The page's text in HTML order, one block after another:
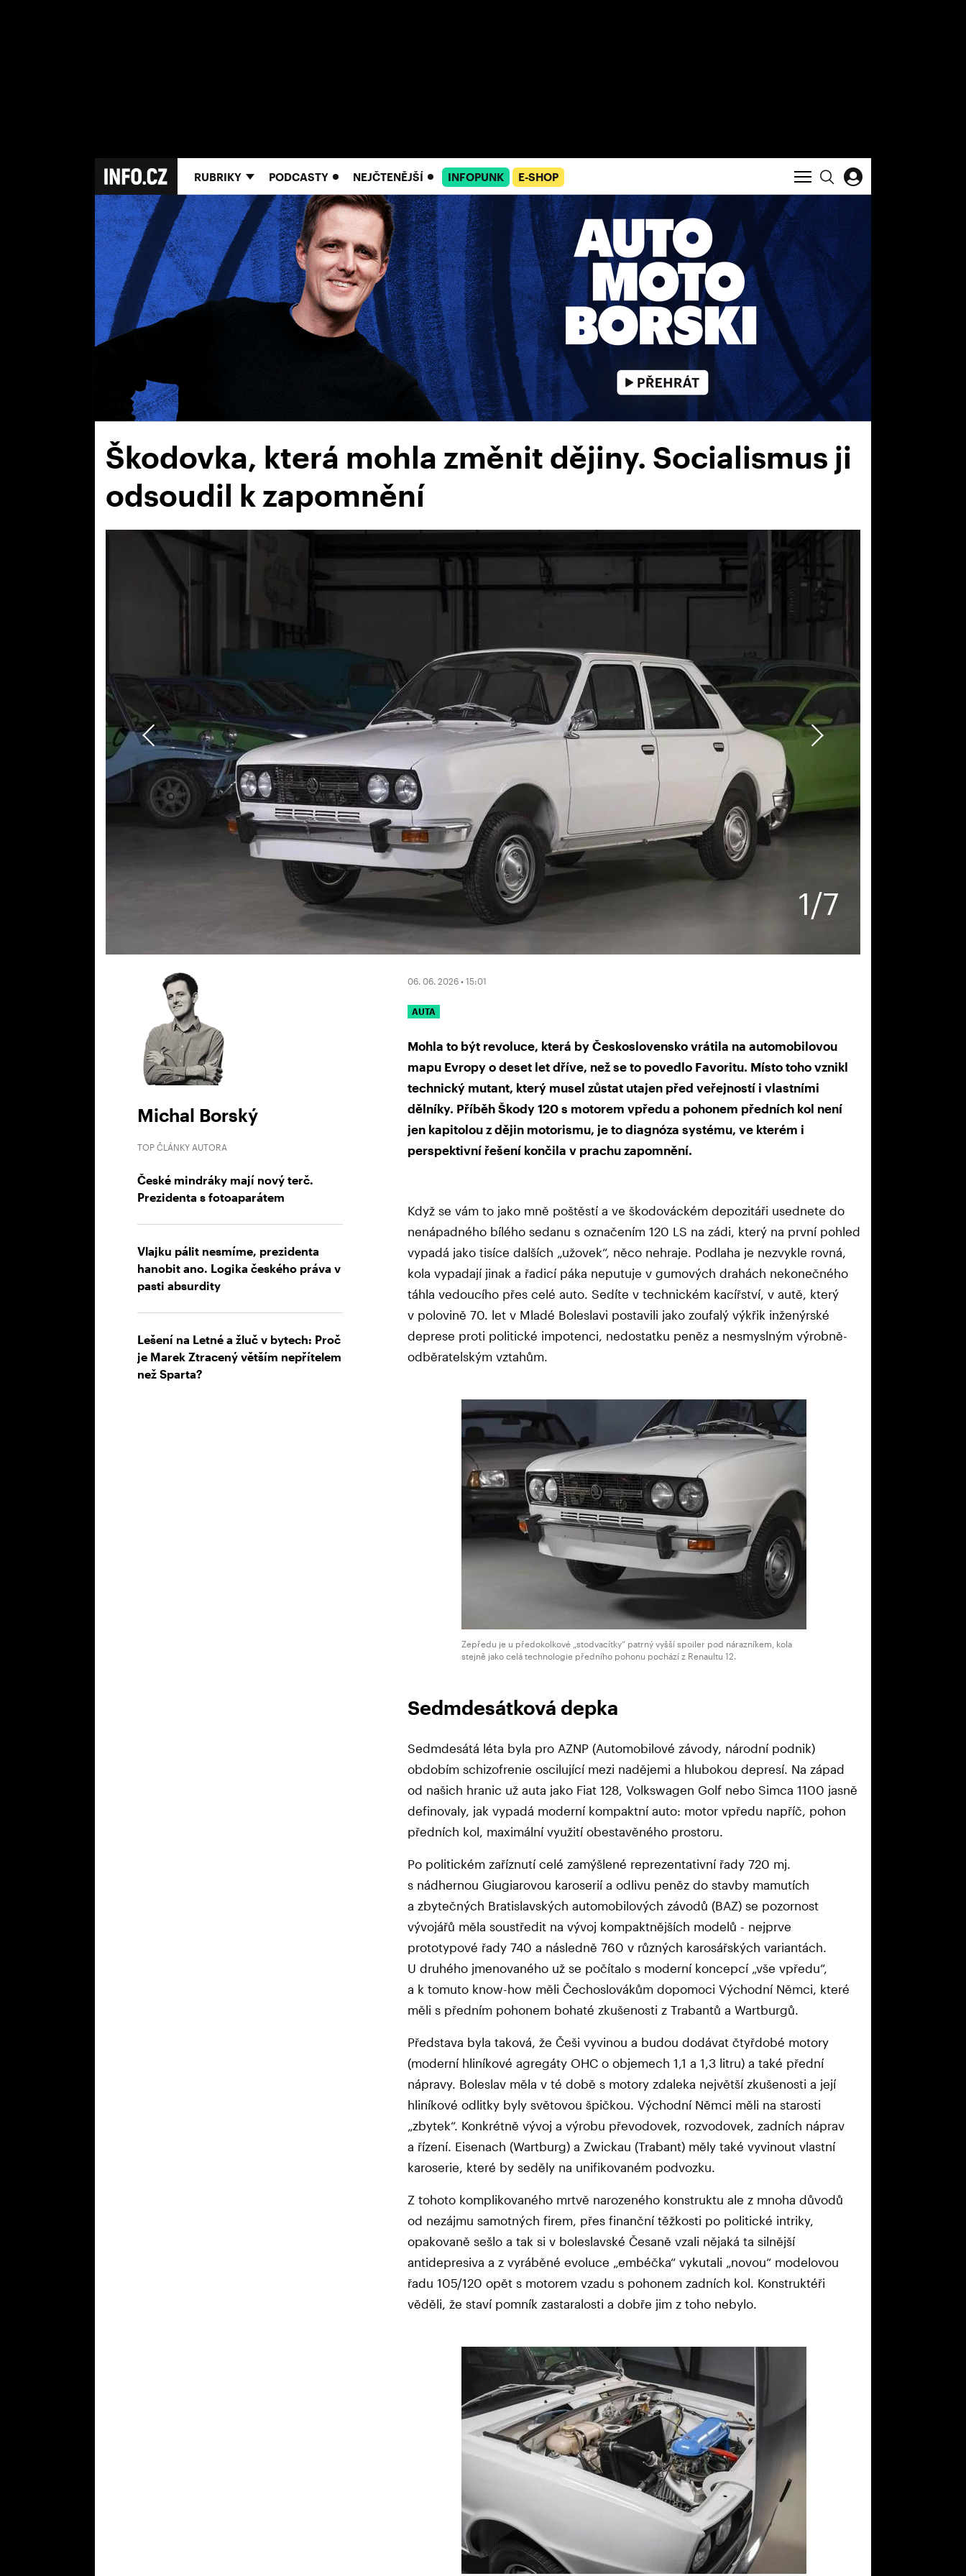
RUBRIKY PODCASTY NEJČTENĚJŠÍ INFOPUNK E-SHOP
Škodovka, která mohla změnit dějiny. Socialismus ji
odsoudil k zapomnění
1/7
Michal Borský
TOP ČLÁNKY AUTORA
České mindráky mají nový terč.
Prezidenta s fotoaparátem
Vlajku pálit nesmíme, prezidenta
hanobit ano. Logika českého práva v
pasti absurdity
Lešení na Letné a žluč v bytech: Proč
je Marek Ztracený větším nepřítelem
než Sparta?
06. 06. 2026 • 15:01
AUTA
Mohla to být revoluce, která by Československo vrátila na automobilovou
mapu Evropy o deset let dříve, než se to povedlo Favoritu. Místo toho vznikl
technický mutant, který musel zůstat utajen před veřejností i vlastními
dělníky. Příběh Škody 120 s motorem vpředu a pohonem předních kol není
jen kapitolou z dějin motorismu, je to diagnóza systému, ve kterém i
perspektivní řešení končila v prachu zapomnění.
Když se vám to jako mně poštěstí a ve škodováckém depozitáři usednete do
nenápadného bílého sedanu s označením 120 LS na zádi, který na první pohled
vypadá jako tisíce dalších „užovek“, něco nehraje. Podlaha je nezvykle rovná,
kola vypadají jinak a řadicí páka neputuje v gumových drahách nekonečného
táhla vedoucího přes celé auto. Sedíte v technickém kacířství, v autě, který
v polovině 70. let v Mladé Boleslavi postavili jako zoufalý výkřik inženýrské
deprese proti politické impotenci, nedostatku peněz a nesmyslným výrobně-
odběratelským vztahům.
Zepředu je u předokolkové „stodvacítky“ patrný vyšší spoiler pod nárazníkem, kola
stejně jako celá technologie předního pohonu pochází z Renaultu 12.
Sedmdesátková depka
Sedmdesátá léta byla pro AZNP (Automobilové závody, národní podnik)
obdobím schizofrenie oscilující mezi nadějemi a hlubokou depresí. Na západ
od našich hranic už auta jako Fiat 128, Volkswagen Golf nebo Simca 1100 jasně
definovaly, jak vypadá moderní kompaktní auto: motor vpředu napříč, pohon
předních kol, maximální využití obestavěného prostoru.
Po politickém zaříznutí celé zamýšlené reprezentativní řady 720 mj.
s nádhernou Giugiarovou karoserií a odlivu peněz do stavby mamutích
a zbytečných Bratislavských automobilových závodů (BAZ) se pozornost
vývojářů měla soustředit na vývoj kompaktnějších modelů - nejprve
prototypové řady 740 a následně 760 v různých karosářských variantách.
U druhého jmenovaného už se počítalo s moderní koncepcí „vše vpředu“,
a k tomuto know-how měli Čechoslovákům dopomoci Východní Němci, které
měli s předním pohonem bohaté zkušenosti z Trabantů a Wartburgů.
Představa byla taková, že Češi vyvinou a budou dodávat čtyřdobé motory
(moderní hliníkové agregáty OHC o objemech 1,1 a 1,3 litru) a také přední
nápravy. Boleslav měla v té době s motory zdaleka největší zkušenosti a její
hliníkové odlitky byly světovou špičkou. Východní Němci měli na starosti
„zbytek“. Konkrétně vývoj a výrobu převodovek, rozvodovek, zadních náprav
a řízení. Eisenach (Wartburg) a Zwickau (Trabant) měly také vyvinout vlastní
karoserie, které by seděly na unifikovaném podvozku.
Z tohoto komplikovaného mrtvě narozeného konstruktu ale z mnoha důvodů
od nezájmu samotných firem, přes finanční těžkosti po politické intriky,
opakovaně sešlo a tak si v boleslavské Česaně vzali nějaká ta silnější
antidepresiva a z vyráběné evoluce „embéčka“ vykutali „novou“ modelovou
řadu 105/120 opět s motorem vzadu s pohonem zadních kol. Konstruktéři
věděli, že staví pomník zastaralosti a dobře jim z toho nebylo.